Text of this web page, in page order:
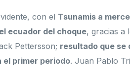
con el Tsunamis a
ecuador del choque, gracias a
Pettersson; resultado que se
el primer periodo. Juan Pablo